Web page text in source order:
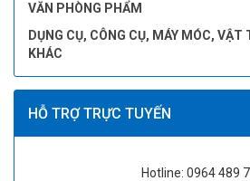
VĂN PHÒNG PHẨM
DỤNG CỤ, CÔNG CỤ, MÁY MÓC, VẬT
KHÁC
HỖ TRỢ TRỰC TUYẾN
Hotline: 0964 489